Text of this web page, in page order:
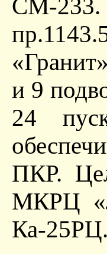
СМ-
и 9
24
ПКР.
МКРЦ
Ка-25РЦ.